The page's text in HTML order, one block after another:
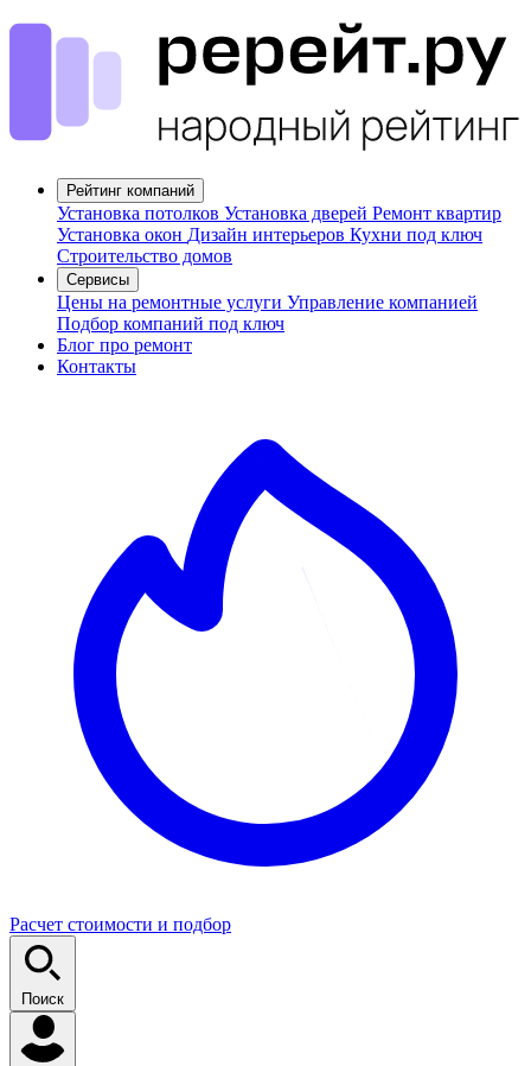
Рейтинг компаний
Установка потолков Установка дверей Ремонт квартир
Установка окон Дизайн интерьеров Кухни под ключ
Строительство домов
Сервисы
Цены на ремонтные услуги Управление компанией
Подбор компаний под ключ
Блог про ремонт
Контакты
Расчет стоимости и подбор
Поиск